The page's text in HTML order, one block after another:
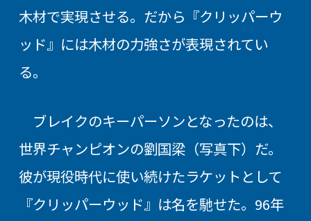
木材で実現させる。だから『クリッパーウ
ッド』には木材の力強さが表現されてい
る。
ブレイクのキーパーソンとなったのは、
世界チャンピオンの劉国梁（写真下）だ。
彼が現役時代に使い続けたラケットとして
『クリッパーウッド』は名を馳せた。96年